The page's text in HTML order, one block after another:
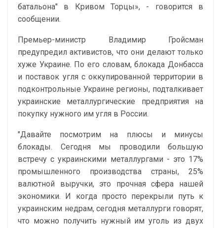
батальона" в Кривом Торцы», - говорится в
сообщении.
Премьер-министр Владимир Гройсман
предупредил активистов, что они делают только
хуже Украине. По его словам, блокада Донбасса
и поставок угля с оккупированной территории в
подконтрольные Украине регионы, подталкивает
украинские металлургические предприятия на
покупку нужного им угля в России.
"Давайте посмотрим на плюсы и минусы
блокады. Сегодня мы проводили большую
встречу с украинскими металлургами - это 17%
промышленного производства страны, 25%
валютной выручки, это прочная сфера нашей
экономики. И когда просто перекрыли путь к
украинским недрам, сегодня металлурги говорят,
что можно получить нужный им уголь из двух